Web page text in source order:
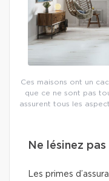
Ces maisons ont un
que ce ne sont pas
assurent tous les
Ne lésinez
Les primes